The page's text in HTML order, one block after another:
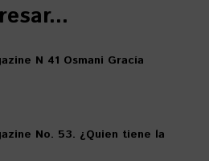
N 41 Osmani Gracía
No. 53. ¿Quien tiene la